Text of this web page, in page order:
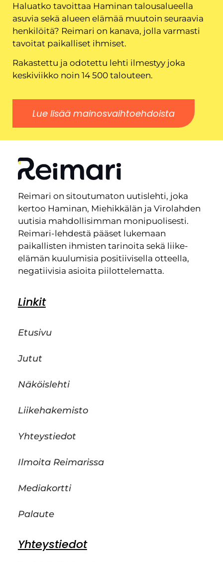
Haluatko tavoittaa Haminan talousalueella
asuvia sekä alueen elämää muutoin seuraavia
henkilöitä? Reimari on kanava, jolla varmasti
tavoitat paikalliset ihmiset.
Rakastettu ja odotettu lehti ilmestyy joka
keskiviikko noin 14 500 talouteen.
Lue lisää mainosvaihtoehdoista
Reimari on sitoutumaton uutislehti, joka
kertoo Haminan, Miehikkälän ja Virolahden
uutisia mahdollisimman monipuolisesti.
Reimari-lehdestä pääset lukemaan
paikallisten ihmisten tarinoita sekä liike-
elämän kuulumisia positiivisella otteella,
negatiivisia asioita piilottelematta.
Linkit
Etusivu
Jutut
Näköislehti
Liikehakemisto
Yhteystiedot
Ilmoita Reimarissa
Mediakortti
Palaute
Yhteystiedot